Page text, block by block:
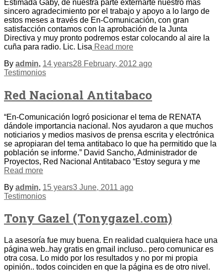
Estimada Gaby, de nuestra parte externarte nuestro más
sincero agradecimiento por el trabajo y apoyo a lo largo de
estos meses a través de En-Comunicación, con gran
satisfacción contamos con la aprobación de la Junta
Directiva y muy pronto podremos estar colocando al aire la
cuña para radio. Lic. Lisa Read more
By admin, 14 years28 February, 2012 ago
Testimonios
Red Nacional Antitabaco
“En-Comunicación logró posicionar el tema de RENATA
dándole importancia nacional. Nos ayudaron a que muchos
noticiarios y medios masivos de prensa escrita y electrónica
se apropiaran del tema antitabaco lo que ha permitido que la
población se informe.” David Sancho, Administrador de
Proyectos, Red Nacional Antitabaco “Estoy segura y me
Read more
By admin, 15 years3 June, 2011 ago
Testimonios
Tony Gazel (Tonygazel.com)
La asesoría fue muy buena. En realidad cualquiera hace una
página web..hay gratis en gmail incluso.. pero comunicar es
otra cosa. Lo mido por los resultados y no por mi propia
opinión.. todos coinciden en que la página es de otro nivel.